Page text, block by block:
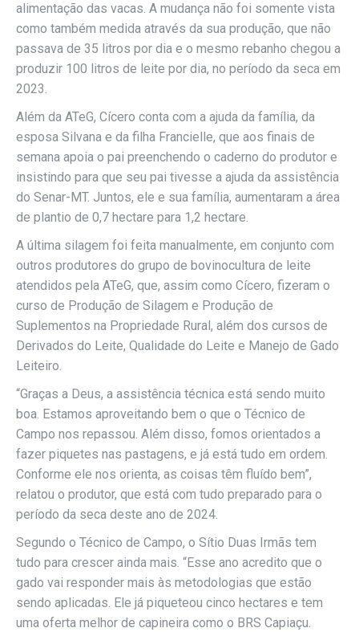
alimentação das vacas. A mudança não foi somente vista
como também medida através da sua produção, que não
passava de 35 litros por dia e o mesmo rebanho chegou a
produzir 100 litros de leite por dia, no período da seca em
2023.
Além da ATeG, Cícero conta com a ajuda da família, da
esposa Silvana e da filha Francielle, que aos finais de
semana apoia o pai preenchendo o caderno do produtor e
insistindo para que seu pai tivesse a ajuda da assistência
do Senar-MT. Juntos, ele e sua família, aumentaram a área
de plantio de 0,7 hectare para 1,2 hectare.
A última silagem foi feita manualmente, em conjunto com
outros produtores do grupo de bovinocultura de leite
atendidos pela ATeG, que, assim como Cícero, fizeram o
curso de Produção de Silagem e Produção de
Suplementos na Propriedade Rural, além dos cursos de
Derivados do Leite, Qualidade do Leite e Manejo de Gado
Leiteiro.
“Graças a Deus, a assistência técnica está sendo muito
boa. Estamos aproveitando bem o que o Técnico de
Campo nos repassou. Além disso, fomos orientados a
fazer piquetes nas pastagens, e já está tudo em ordem.
Conforme ele nos orienta, as coisas têm fluído bem”,
relatou o produtor, que está com tudo preparado para o
período da seca deste ano de 2024.
Segundo o Técnico de Campo, o Sítio Duas Irmãs tem
tudo para crescer ainda mais. “Esse ano acredito que o
gado vai responder mais às metodologias que estão
sendo aplicadas. Ele já piqueteou cinco hectares e tem
uma oferta melhor de capineira como o BRS Capiaçu.